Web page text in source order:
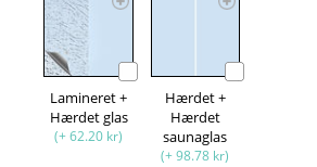
Lamineret +
Hærdet glas
(+ 62.20 kr)
Hærdet +
Hærdet
saunaglas
(+ 98.78 kr)